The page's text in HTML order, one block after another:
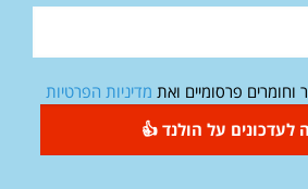
פרסומיים ואת מדיניות הפרטיות
על הולנד 👍